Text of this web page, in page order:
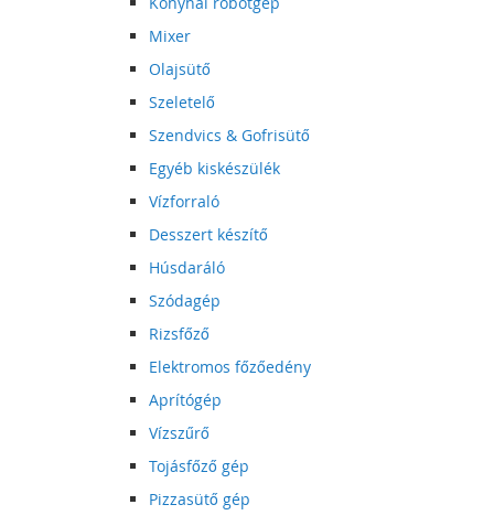
Mixer
Olajsütő
Szeletelő
Szendvics & Gofrisütő
Egyéb kiskészülék
Vízforraló
Desszert készítő
Húsdaráló
Szódagép
Rizsfőző
Elektromos főzőedény
Aprítógép
Vízszűrő
Tojásfőző gép
Pizzasütő gép